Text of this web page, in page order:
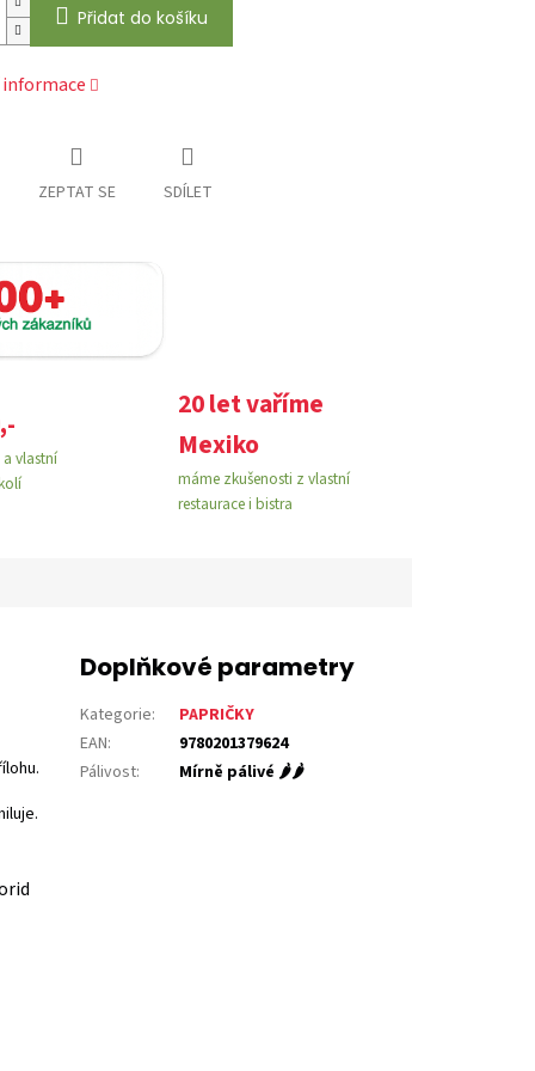
Přidat do košíku
ZEPTAT SE SDÍLET
vlastní
20 let vaříme
Mexiko
máme zkušenosti z vlastní
restaurace i bistra
Doplňkové parametry
Kategorie:
PAPRIČKY
EAN:
9780201379624
Pálivost: Mírně pálivé 🌶️🌶️